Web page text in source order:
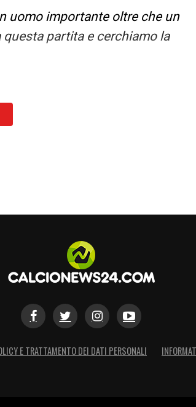
uomo importante oltre che un
partita e cerchiamo la
E TRATTAMENTO DEI DATI PERSONALI